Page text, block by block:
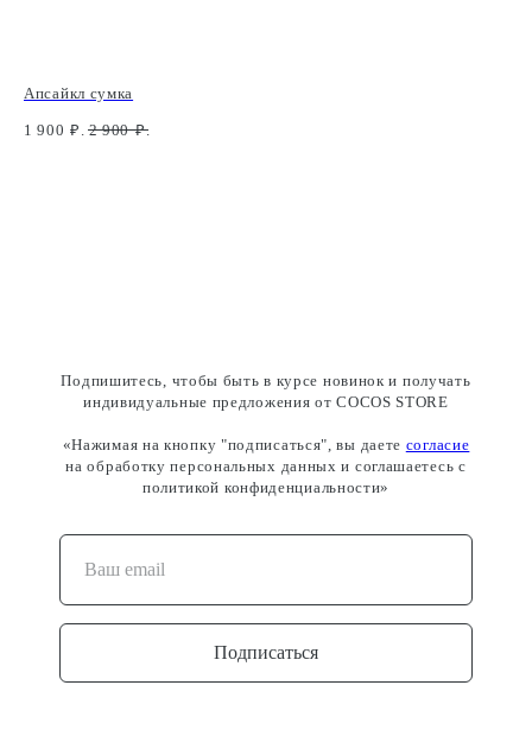
Апсайкл сумка
1 900 ₽. 2 900 ₽.
Подпишитесь, чтобы быть в курсе новинок и получать
индивидуальные предложения от COCOS STORE
«Нажимая на кнопку "подписаться", вы даете согласие
на обработку персональных данных и соглашаетесь c
политикой конфиденциальности»
Подписаться